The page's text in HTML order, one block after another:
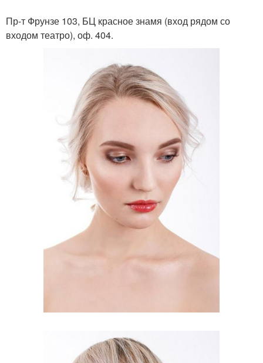
Пр-т Фрунзе 103, БЦ красное знамя (вход рядом со
входом театро), оф. 404.